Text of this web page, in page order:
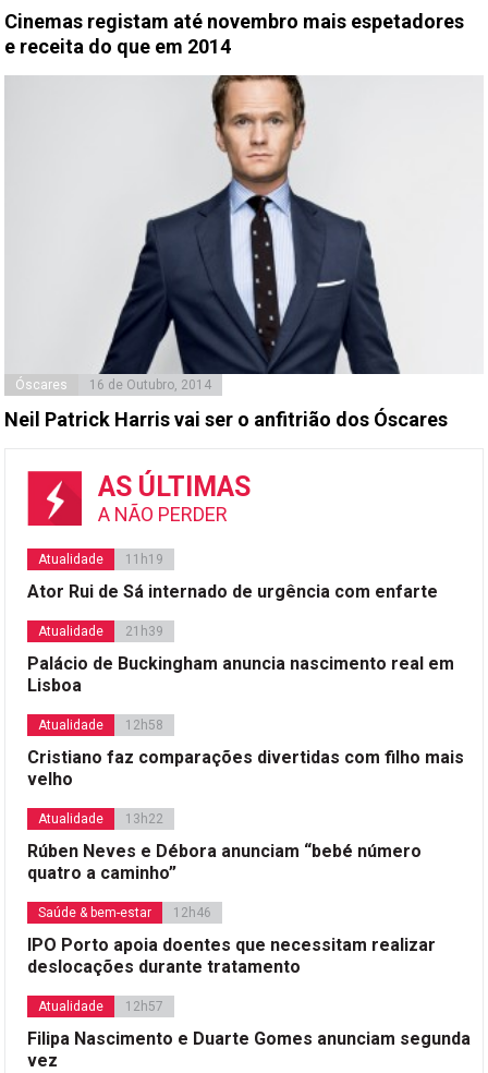
Cinemas registam até novembro mais espetadores
e receita do que em 2014
Óscares 16 de Outubro, 2014
Neil Patrick Harris vai ser o anfitrião dos Óscares
AS ÚLTIMAS
A NÃO PERDER
Atualidade 11h19
Ator Rui de Sá internado de urgência com enfarte
Atualidade 21h39
Palácio de Buckingham anuncia nascimento real em
Lisboa
Atualidade 12h58
Cristiano faz comparações divertidas com filho mais
velho
Atualidade 13h22
Rúben Neves e Débora anunciam “bebé número
quatro a caminho”
Saúde & bem-estar 12h46
IPO Porto apoia doentes que necessitam realizar
deslocações durante tratamento
Atualidade 12h57
Filipa Nascimento e Duarte Gomes anunciam segunda
vez